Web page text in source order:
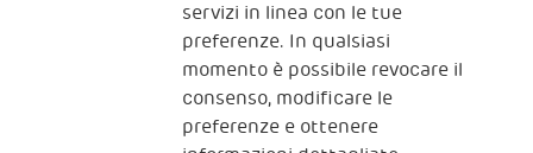
servizi in linea con le tue
preferenze. In qualsiasi
momento è possibile revocare il
consenso, modificare le
preferenze e ottenere